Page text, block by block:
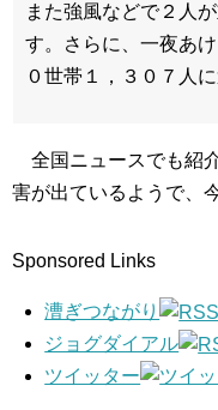
また強風などで２人
す。さらに、一夜あ
０世帯１，３０７人
全国ニュースでも紹
害が出ているようで、
Sponsored Links
漕ぎつながり
ジョグダイアル
ツイッター